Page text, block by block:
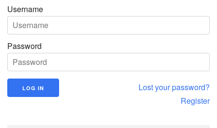
Username
Password
Lost your password?
Register